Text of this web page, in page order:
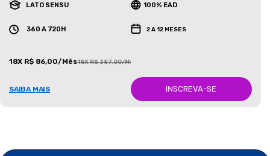
LATO SENSU 100% EAD
360 A 720H 2 A 12 MESES
18X R$ 86,00/Mês18X R$ 387,00/Mês
SAIBA MAIS INSCREVA-SE